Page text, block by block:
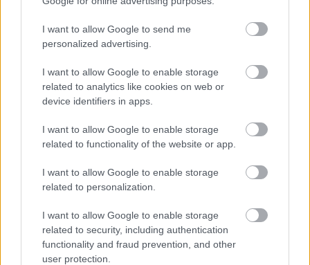
I want to allow Google to send me
personalized advertising.
I want to allow Google to enable storage
related to analytics like cookies on web or
device identifiers in apps.
I want to allow Google to enable storage
related to functionality of the website or app.
I want to allow Google to enable storage
related to personalization.
I want to allow Google to enable storage
related to security, including authentication
functionality and fraud prevention, and other
user protection.
NB I: Döntött a Paks a rivális által
kiszemelt szélsőről is
ÁTIGAZOLÁSOK
magyar tehetségéről
ÁTIGAZOLÁSOK
egy dolog rondíthat még bele